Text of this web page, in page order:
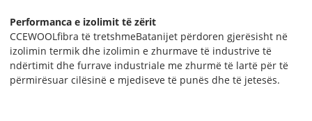
Performanca e izolimit të zërit
CCEWOOLfibra të tretshmeBatanijet përdoren gjerësisht në
izolimin termik dhe izolimin e zhurmave të industrive të
ndërtimit dhe furrave industriale me zhurmë të lartë për të
përmirësuar cilësinë e mjediseve të punës dhe të jetesës.